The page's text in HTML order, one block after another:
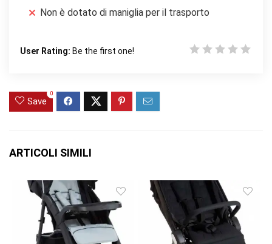
Non è dotato di maniglia per il trasporto
User Rating: Be the first one!
Save
0
ARTICOLI SIMILI